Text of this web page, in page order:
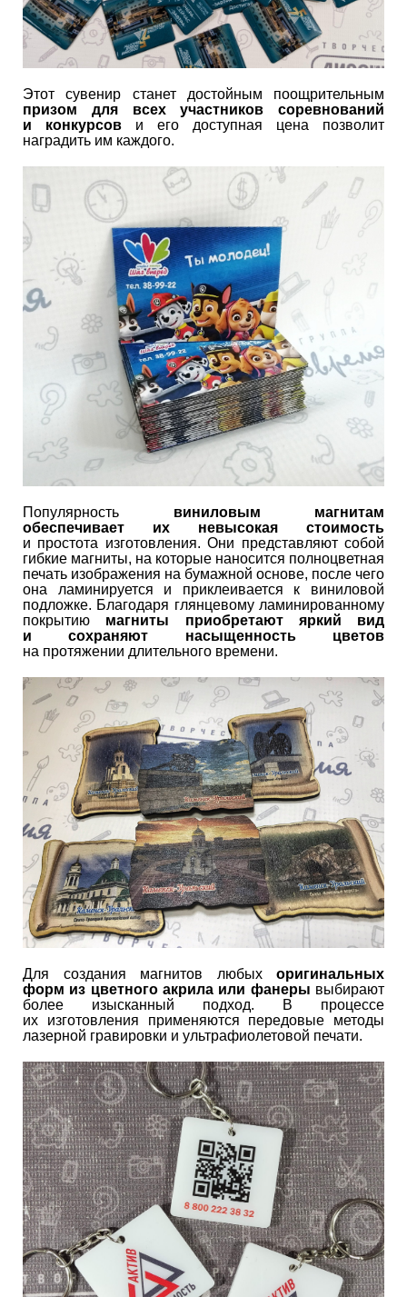
Этот сувенир станет достойным поощрительным
призом для всех участников соревнований
и конкурсов и его доступная цена позволит
наградить им каждого.
Популярность виниловым магнитам
обеспечивает их невысокая стоимость
и простота изготовления. Они представляют собой
гибкие магниты, на которые наносится полноцветная
печать изображения на бумажной основе, после чего
она ламинируется и приклеивается к виниловой
подложке. Благодаря глянцевому ламинированному
покрытию магниты приобретают яркий вид
и сохраняют насыщенность цветов
на протяжении длительного времени.
Для создания магнитов любых оригинальных
форм из цветного акрила или фанеры выбирают
более изысканный подход. В процессе
их изготовления применяются передовые методы
лазерной гравировки и ультрафиолетовой печати.